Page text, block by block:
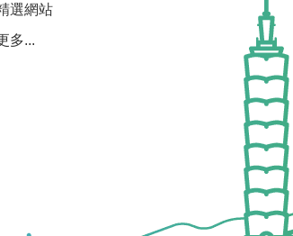
選網站
多...